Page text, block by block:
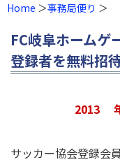
Home 事務局便り
FC岐阜ホーム
登録者を無料招
2013
（一
サッカー協会登録会